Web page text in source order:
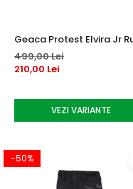
Geaca Protest Elvira Jr
499,00 Lei
210,00 Lei
VEZI VARIANTE
-50%